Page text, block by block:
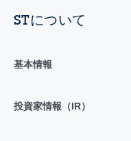
STについて
基本情報
投資家情報（IR）